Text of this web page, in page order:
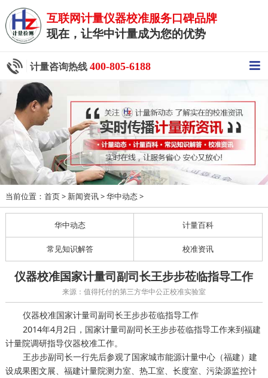
互联网计量仪器校准服务口碑品牌
现在，让华中计量成为您的优势
计量咨询热线 400-805-6188
当前位置： 首页> 新闻资讯> 华中动态>
华中动态 计量百科
常见知识解答 校准资讯
仪器校准国家计量司副司长王步步莅临指导工作
来源：值得托付的第三方华中公正校准实验室
仪器校准国家计量司副司长王步步莅临指导工作
2014年4月2日，国家计量司副司长王步步莅临指导工作来到福建
计量院调研指导仪器校准工作。
王步步副司长一行先后参观了国家城市能源计量中心（福建）建
设成果图文展、福建计量院测力室、热工室、长度室、污染源监控计